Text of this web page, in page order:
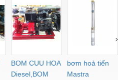
BOM CUU HOA
Diesel,BOM
bơm hoả tiển
Mastra
›